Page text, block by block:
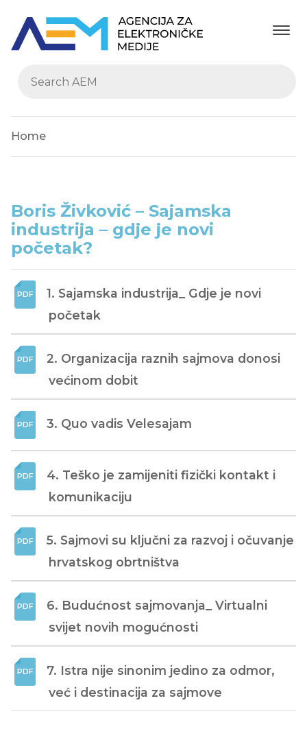
Home
Boris Živković – Sajamska
industrija – gdje je novi
početak?
1. Sajamska industrija_ Gdje je novi
početak
2. Organizacija raznih sajmova donosi
većinom dobit
3. Quo vadis Velesajam
4. Teško je zamijeniti fizički kontakt i
komunikaciju
5. Sajmovi su ključni za razvoj i očuvanje
hrvatskog obrtništva
6. Budućnost sajmovanja_ Virtualni
svijet novih mogućnosti
7. Istra nije sinonim jedino za odmor,
već i destinacija za sajmove